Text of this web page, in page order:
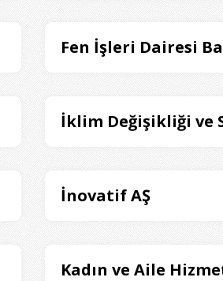
Fen İşleri Dairesi
İklim Değişikliği ve
İnovatif AŞ
Kadın ve Aile